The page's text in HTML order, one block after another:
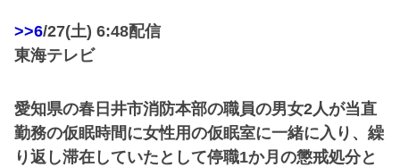
>>6/27(土) 6:48配信
東海テレビ
愛知県の春日井市消防本部の職員の男女2人が当直
勤務の仮眠時間に女性用の仮眠室に一緒に入り、繰
り返し滞在していたとして停職1か月の懲戒処分と